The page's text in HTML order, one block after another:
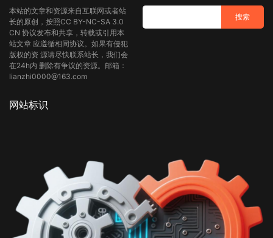
本站的文章和资源来自互联网或者站
长的原创，按照CC BY-NC-SA 3.0
CN 协议发布和共享，转载或引用本
站文章 应遵循相同协议。如果有侵犯
版权的资 源请尽快联系站长，我们会
在24h内 删除有争议的资源。邮箱：
lianzhi0000@163.com
网站标识